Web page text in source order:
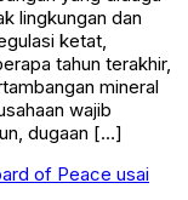
lingkungan dan
ketat,
tahun terakhir,
mineral
wajib
dugaan […]